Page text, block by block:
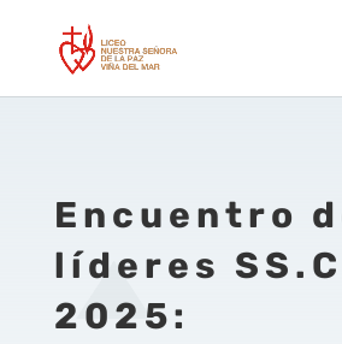
Encuentro
líderes
2025: